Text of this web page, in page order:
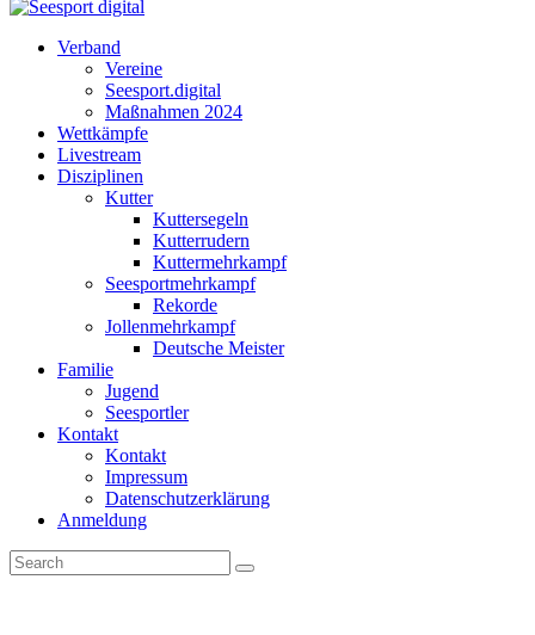
Verband
Vereine
Seesport.digital
Maßnahmen 2024
Wettkämpfe
Livestream
Disziplinen
Kutter
Kuttersegeln
Kutterrudern
Kuttermehrkampf
Seesportmehrkampf
Rekorde
Jollenmehrkampf
Deutsche Meister
Familie
Jugend
Seesportler
Kontakt
Kontakt
Impressum
Datenschutzerklärung
Anmeldung